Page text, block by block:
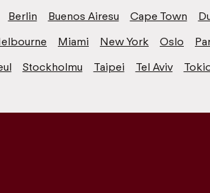
Berlin Buenos Airesu Cape Town
Miami New York Oslo
Stockholmu Taipei Tel Aviv